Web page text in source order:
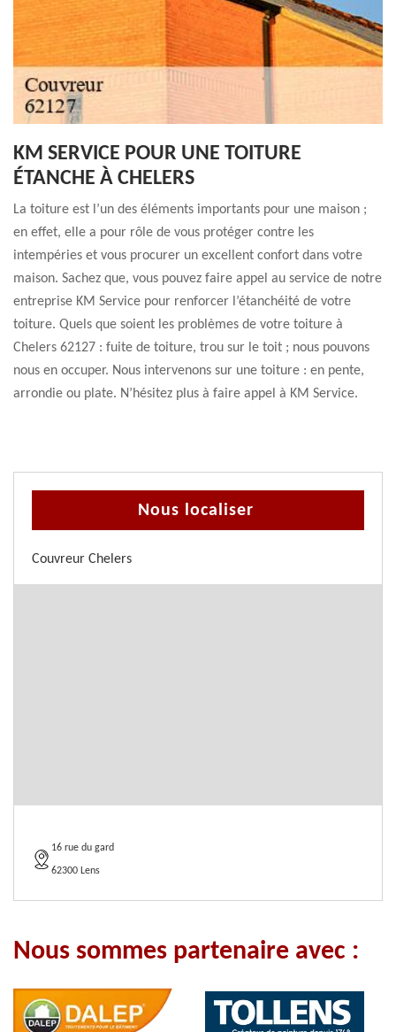
KM SERVICE POUR UNE TOITURE
ÉTANCHE À CHELERS
La toiture est l’un des éléments importants pour une maison ;
en effet, elle a pour rôle de vous protéger contre les
intempéries et vous procurer un excellent confort dans votre
maison. Sachez que, vous pouvez faire appel au service de notre
entreprise KM Service pour renforcer l’étanchéité de votre
toiture. Quels que soient les problèmes de votre toiture à
Chelers 62127 : fuite de toiture, trou sur le toit ; nous pouvons
nous en occuper. Nous intervenons sur une toiture : en pente,
arrondie ou plate. N’hésitez plus à faire appel à KM Service.
Nous localiser
Couvreur Chelers
16 rue du gard
62300 Lens
Nous sommes partenaire avec :